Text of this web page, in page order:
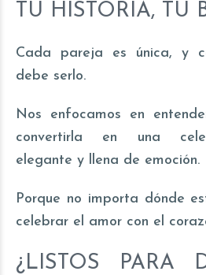
TU HISTORIA, TU
Cada pareja es única, y
debe serlo.
Nos enfocamos en
convertirla en una
elegante y llena de emoción.
Porque no importa dónde
celebrar el amor con el
¿LISTOS PARA